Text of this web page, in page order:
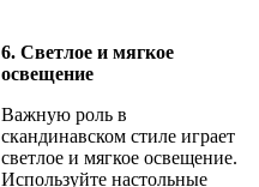
6. Светлое и мягкое
освещение
Важную роль в
скандинавском стиле играет
светлое и мягкое освещение.
Используйте настольные